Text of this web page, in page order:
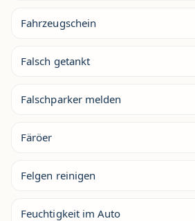
Fahrzeugschein
Falsch getankt
Falschparker melden
Färöer
Felgen reinigen
Feuchtigkeit im Auto